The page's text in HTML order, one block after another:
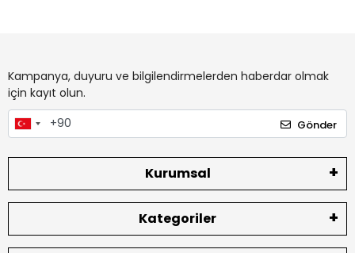
Kampanya, duyuru ve bilgilendirmelerden haberdar olmak
için kayıt olun.
Gönder
Kurumsal
Kategoriler